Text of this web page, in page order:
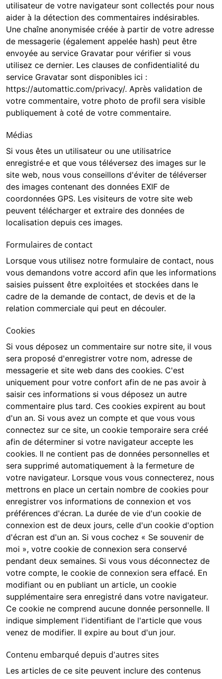
utilisateur de votre navigateur sont collectés pour nous
aider à la détection des commentaires indésirables.
Une chaîne anonymisée créée à partir de votre adresse
de messagerie (également appelée hash) peut être
envoyée au service Gravatar pour vérifier si vous
utilisez ce dernier. Les clauses de confidentialité du
service Gravatar sont disponibles ici :
https://automattic.com/privacy/. Après validation de
votre commentaire, votre photo de profil sera visible
publiquement à coté de votre commentaire.
Médias
Si vous êtes un utilisateur ou une utilisatrice
enregistré·e et que vous téléversez des images sur le
site web, nous vous conseillons d'éviter de téléverser
des images contenant des données EXIF de
coordonnées GPS. Les visiteurs de votre site web
peuvent télécharger et extraire des données de
localisation depuis ces images.
Formulaires de contact
Lorsque vous utilisez notre formulaire de contact, nous
vous demandons votre accord afin que les informations
saisies puissent être exploitées et stockées dans le
cadre de la demande de contact, de devis et de la
relation commerciale qui peut en découler.
Cookies
Si vous déposez un commentaire sur notre site, il vous
sera proposé d'enregistrer votre nom, adresse de
messagerie et site web dans des cookies. C'est
uniquement pour votre confort afin de ne pas avoir à
saisir ces informations si vous déposez un autre
commentaire plus tard. Ces cookies expirent au bout
d'un an. Si vous avez un compte et que vous vous
connectez sur ce site, un cookie temporaire sera créé
afin de déterminer si votre navigateur accepte les
cookies. Il ne contient pas de données personnelles et
sera supprimé automatiquement à la fermeture de
votre navigateur. Lorsque vous vous connecterez, nous
mettrons en place un certain nombre de cookies pour
enregistrer vos informations de connexion et vos
préférences d'écran. La durée de vie d'un cookie de
connexion est de deux jours, celle d'un cookie d'option
d'écran est d'un an. Si vous cochez « Se souvenir de
moi », votre cookie de connexion sera conservé
pendant deux semaines. Si vous vous déconnectez de
votre compte, le cookie de connexion sera effacé. En
modifiant ou en publiant un article, un cookie
supplémentaire sera enregistré dans votre navigateur.
Ce cookie ne comprend aucune donnée personnelle. Il
indique simplement l'identifiant de l'article que vous
venez de modifier. Il expire au bout d'un jour.
Contenu embarqué depuis d'autres sites
Les articles de ce site peuvent inclure des contenus